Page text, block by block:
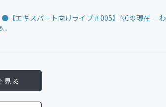
●【エキスパート向けライブ＃005】NCの現在 ―わ
見る